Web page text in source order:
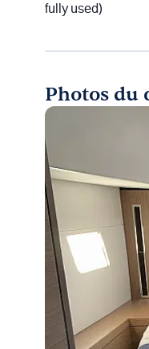
fully used)
Photos du